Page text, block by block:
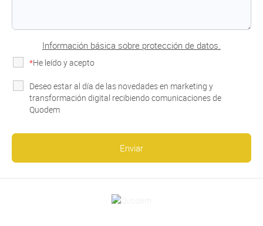
Información básica sobre protección de datos.
He leído y acepto
*
Deseo estar al día de las novedades en marketing y
transformación digital recibiendo comunicaciones de
Quodem